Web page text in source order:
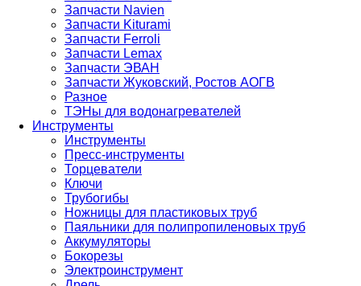
Запчасти Navien
Запчасти Kiturami
Запчасти Ferroli
Запчасти Lemax
Запчасти ЭВАН
Запчасти Жуковский, Ростов АОГВ
Разное
ТЭНы для водонагревателей
Инструменты
Инструменты
Пресс-инструменты
Торцеватели
Ключи
Трубогибы
Ножницы для пластиковых труб
Паяльники для полипропиленовых труб
Аккумуляторы
Бокорезы
Электроинструмент